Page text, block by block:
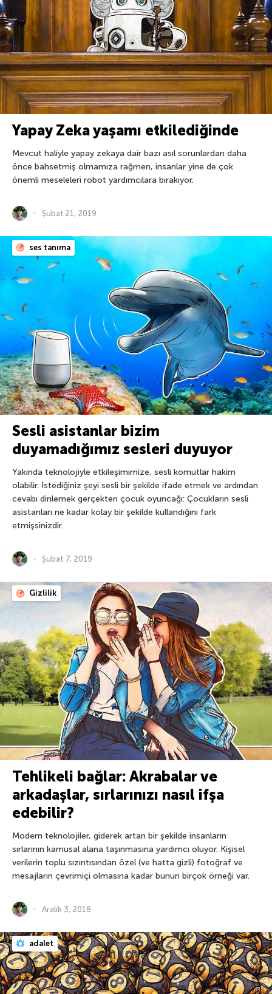
Yapay Zeka yaşamı etkilediğinde
Mevcut haliyle yapay zekaya dair bazı asıl sorunlardan daha
önce bahsetmiş olmamıza rağmen, insanlar yine de çok
önemli meseleleri robot yardımcılara bırakıyor.
Şubat 21, 2019
ses tanıma
Sesli asistanlar bizim
duyamadığımız sesleri duyuyor
Yakında teknolojiyle etkileşimimize, sesli komutlar hakim
olabilir. İstediğiniz şeyi sesli bir şekilde ifade etmek ve ardından
cevabı dinlemek gerçekten çocuk oyuncağı: Çocukların sesli
asistanları ne kadar kolay bir şekilde kullandığını fark
etmişsinizdir.
Şubat 7, 2019
Gizlilik
Tehlikeli bağlar: Akrabalar ve
arkadaşlar, sırlarınızı nasıl ifşa
edebilir?
Modern teknolojiler, giderek artan bir şekilde insanların
sırlarının kamusal alana taşınmasına yardımcı oluyor. Kişisel
verilerin toplu sızıntısından özel (ve hatta gizli) fotoğraf ve
mesajların çevrimiçi olmasına kadar bunun birçok örneği var.
Aralık 3, 2018
adalet